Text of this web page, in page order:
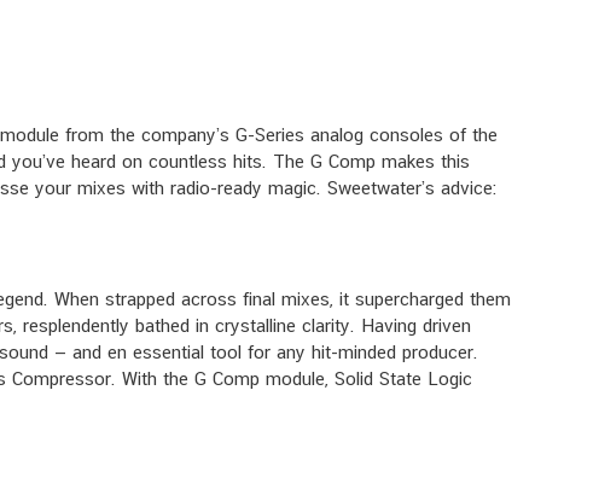
from the company’s G-Series analog consoles of the
heard on countless hits. The G Comp makes this
your mixes with radio-ready magic. Sweetwater’s advice:
When strapped across final mixes, it supercharged them
resplendently bathed in crystalline clarity. Having driven
— and en essential tool for any hit-minded producer.
With the G Comp module, Solid State Logic